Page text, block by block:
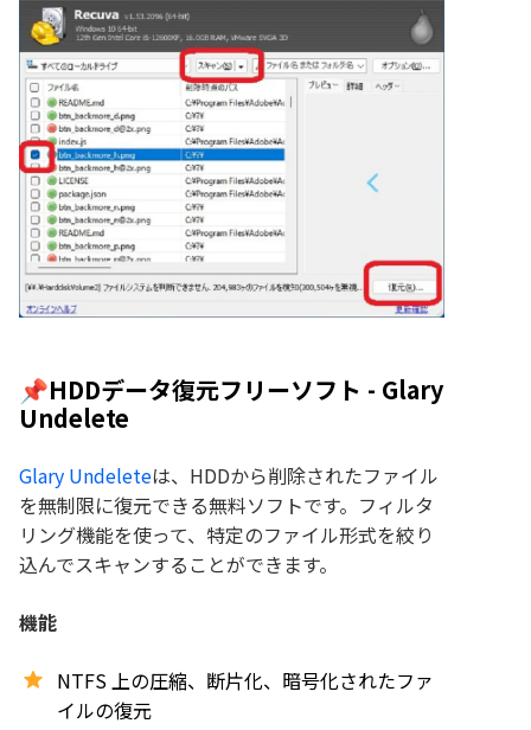
📌HDDデータ復元フリーソフト - Glary
Undelete
Glary Undeleteは、HDDから削除されたファイル
を無制限に復元できる無料ソフトです。フィルタ
リング機能を使って、特定のファイル形式を絞り
込んでスキャンすることができます。
機能
NTFS 上の圧縮、断片化、暗号化されたファ
イルの復元